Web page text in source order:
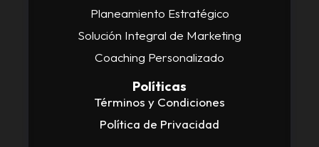
Planeamiento Estratégico
Solución Integral de Marketing
Coaching Personalizado
Políticas
Términos y Condiciones
Política de Privacidad